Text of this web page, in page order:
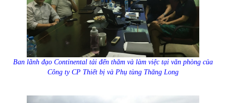
Ban lãnh đạo Continental tải đến thăm và làm việc tại văn phòng của
Công ty CP Thiết bị và Phụ tùng Thăng Long